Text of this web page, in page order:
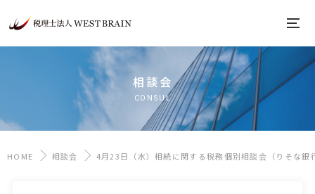
相談会
CONSUL
HOME 相談会 4月23日（水）相続に関する税務個別相談会（りそな銀